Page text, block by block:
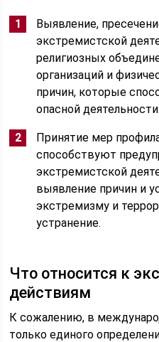
Выявление,
экстремистской
религиозных
организаций и
причин, которые
опасной деятельности.
Принятие мер
способствуют
экстремистской
выявление причин и
экстремизму и
устранение.
Что относится к
действиям
К сожалению, в
только единого